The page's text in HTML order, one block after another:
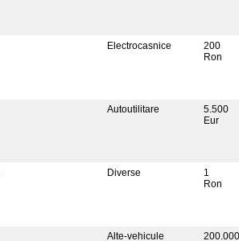
200
Ron
Electrocasnice
5.500
Eur
Autoutilitare
1
Ron
Diverse
200.000
Alte-vehicule